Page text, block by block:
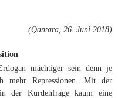
(Qantara, 26. Juni 2018)
mächtiger sein denn je
mehr Repressionen. Mit der
der Kurdenfrage kaum eine